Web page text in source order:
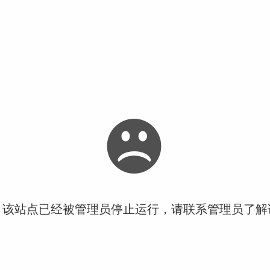
站点已经被管理员停止运行，请联系管理员了